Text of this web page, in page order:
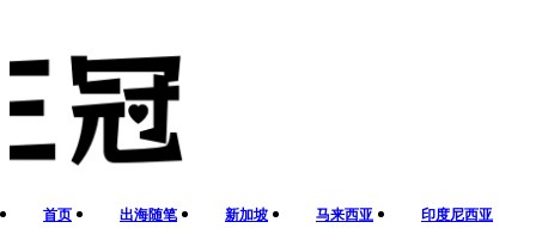
首页 出海随笔 新加坡 马来西亚
印度尼西亚